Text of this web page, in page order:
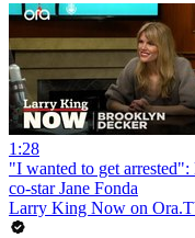
1:28
"I wanted to get
co-star Jane Fonda
Larry King Now on